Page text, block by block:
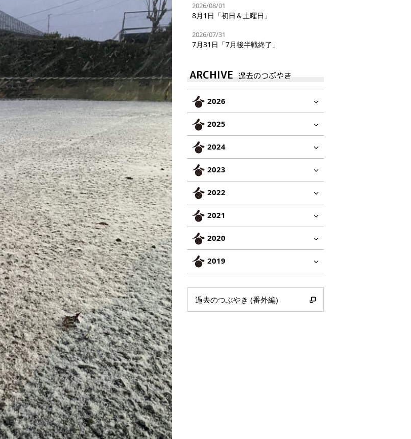
2026/08/01
8月1日「初日＆土曜日」
2026/07/31
7月31日「7月後半戦終了」
ARCHIVE 過去のつぶやき
2026
2025
2024
2023
2022
2021
2020
2019
過去のつぶやき (番外編)